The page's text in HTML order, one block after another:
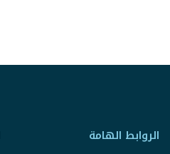
الروابط الهامة